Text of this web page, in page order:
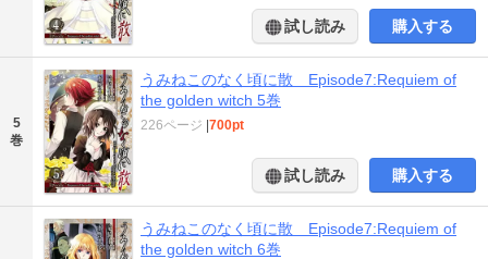
試し読み 購入する
5
巻
うみねこのなく頃に散 Episode7:Requiem of
the golden witch 5巻
226ページ |700pt
試し読み 購入する
うみねこのなく頃に散 Episode7:Requiem of
the golden witch 6巻